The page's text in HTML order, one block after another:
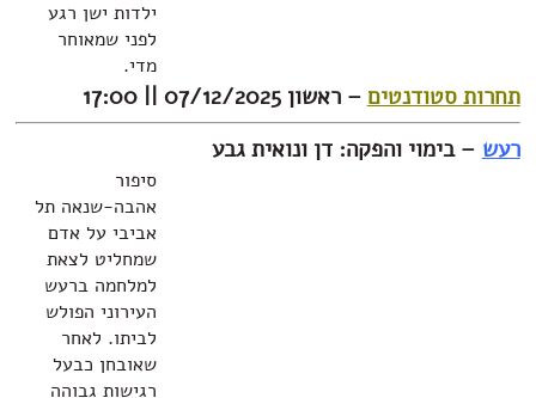
ילדות ישן רגע
לפני שמאוחר
– ראשון 07/12/2025 || 17:00
והפקה: דן ונואית גבע
אהבה-שנאה תל
אביבי על אדם
שמחליט לצאת
למלחמה ברעש
העירוני הפולש
לביתו. לאחר
שאובחן כבעל
רגישות גבוהה